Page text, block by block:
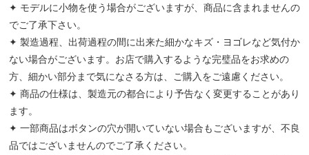
✦ モデルに小物を使う場合がございますが、商品に含まれませんの
でご了承下さい。
✦ 製造過程、出荷過程の間に出来た細かなキズ・ヨゴレなど気付か
ない場合がございます。お店で購入するような完璧品をお求めの
方、細かい部分まで気になさる方は、ご購入をご遠慮ください。
✦ 商品の仕様は、製造元の都合により予告なく変更することがあり
ます。
✦ 一部商品はボタンの穴が開いていない場合もございますが、不良
品ではございませんのでご了承ください。